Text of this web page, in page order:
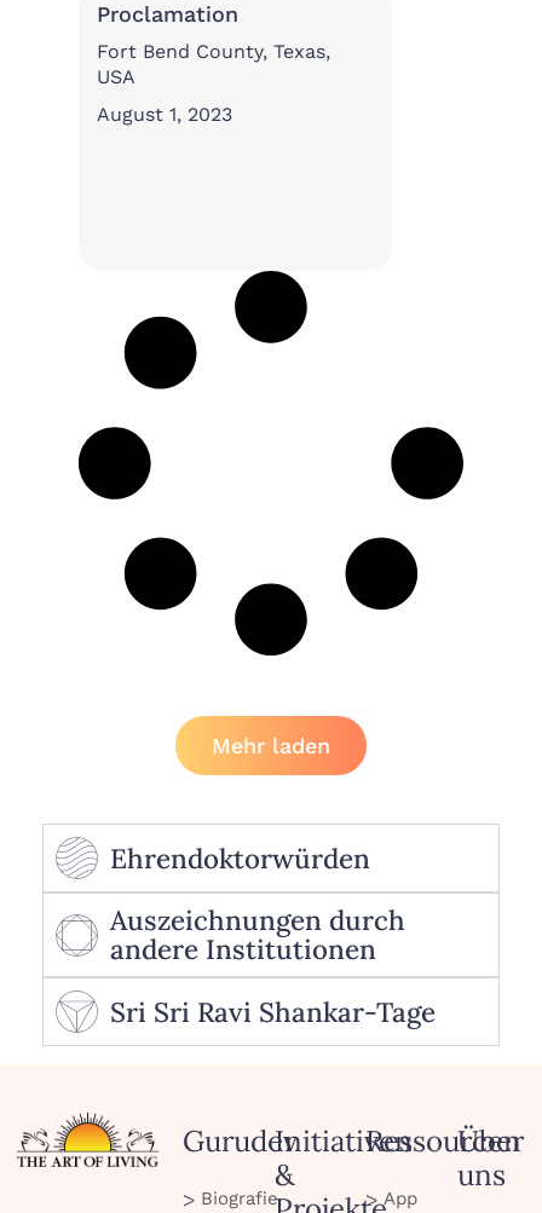
Proclamation
Fort Bend County, Texas,
USA
August 1, 2023
Mehr laden
Ehrendoktorwürden
Auszeichnungen durch
andere Institutionen
Sri Sri Ravi Shankar-Tage
Gurudev
Biografie
Initiativen
&
Ressourcen
App
Über
uns